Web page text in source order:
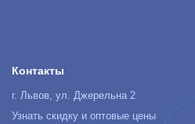
Контакты
г. Львов, ул. Джерельна 2
Узнать скидку и оптовые цены